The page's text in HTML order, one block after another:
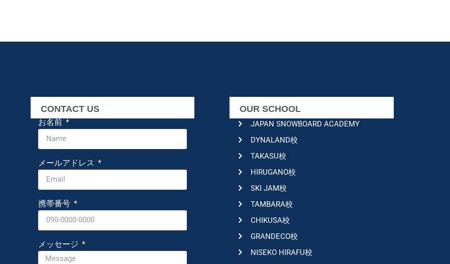
CONTACT US
お名前
メールアドレス
携帯番号
メッセージ
OUR SCHOOL
JAPAN SNOWBOARD ACADEMY
DYNALAND校
TAKASU校
HIRUGANO校
SKI JAM校
TAMBARA校
CHIKUSA校
GRANDECO校
NISEKO HIRAFU校